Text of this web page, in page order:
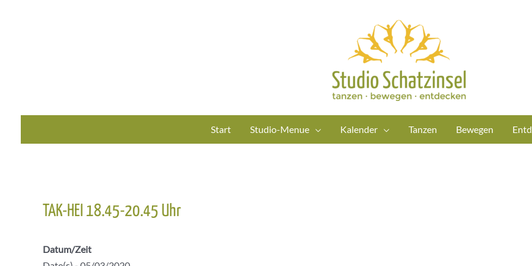
Start Studio-Menue Kalender Tanzen Bewegen
TAK-HEI 18.45-20.45 Uhr
Datum/Zeit